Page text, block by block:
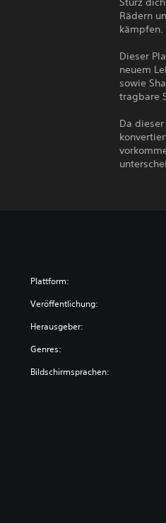
Rädern
kämpfen.
Dieser
neuem
sowie
tragbare
Da
Plattform:
Veröffentlichung:
Herausgeber:
Genres:
Bildschirmsprachen: